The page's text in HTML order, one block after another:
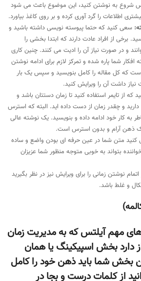
به نوشتن کنید، این موضوع باعث می شود
اطلاعات را گرد آوری کرده و بر روی کاغذ بیاورد.
سعی کنید که حتما پیوسته نویسی داشته باشید و
برخی از افراد عادت دارند که ابتدا بخشی را
و در صورت نیاز آن را ادیت می کنند. چنین کاری
شما پاره شده و تمرکز لازم برای ادامه نوشتن
که کل مقاله را کامل بنویسید و سپس یک بار
نیاز داشت آن را ویرایش کنید.
که از تایمر استفاده کنید تا زمان دستتان باشد و
دارید و چقدر زمان از دست داده اید. البته که استرس
به کار خود ادامه داده و بنویسید. یک نوشته عالی
یک ذهن آرام و بدون استرس است.
متن شما در عین حرفه ای بودن واضع و ساده
بتواند به خوبی متوجه منظور شما عزیزان
نوشتن زمانی را برای ویرایش نیز در نظر بگیرید
و غلط باشد.
مهم آیلتس که به مدیریت زمان
دارد بخش اسپیکینگ یا همان
بخش شما باید ذهن خود را کامل
از کلمات درست و بجا در